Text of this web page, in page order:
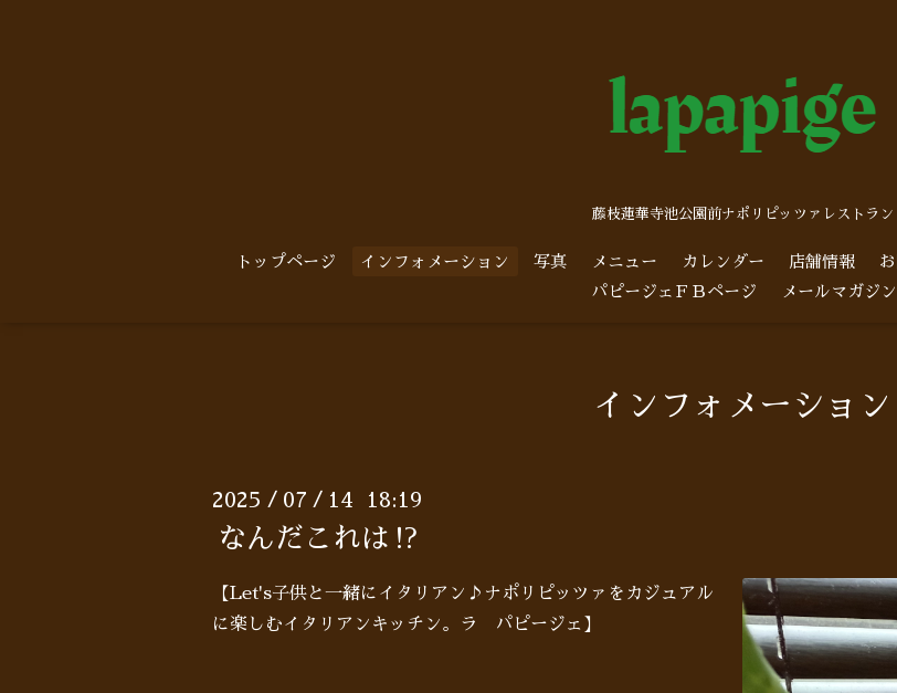
藤枝蓮華寺池公園前ナポリピッツァレストラン
トップページ インフォメーション 写真 メニュー カレンダー 店舗情報
パピージェＦＢページ
メールマガジン
インフォメーション
2025 / 07 / 14 18:19
なんだこれは⁉︎
【Let's子供と一緒にイタリアン♪ナポリピッツァをカジュアル
に楽しむイタリアンキッチン。ラ パピージェ】